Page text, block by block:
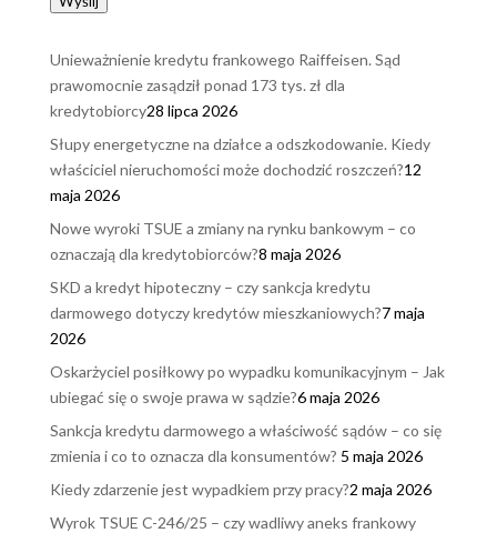
Unieważnienie kredytu frankowego Raiffeisen. Sąd
prawomocnie zasądził ponad 173 tys. zł dla
kredytobiorcy28 lipca 2026
Słupy energetyczne na działce a odszkodowanie. Kiedy
właściciel nieruchomości może dochodzić roszczeń?12
maja 2026
Nowe wyroki TSUE a zmiany na rynku bankowym – co
oznaczają dla kredytobiorców?8 maja 2026
SKD a kredyt hipoteczny – czy sankcja kredytu
darmowego dotyczy kredytów mieszkaniowych?7 maja
2026
Oskarżyciel posiłkowy po wypadku komunikacyjnym – Jak
ubiegać się o swoje prawa w sądzie?6 maja 2026
Sankcja kredytu darmowego a właściwość sądów – co się
zmienia i co to oznacza dla konsumentów? 5 maja 2026
Kiedy zdarzenie jest wypadkiem przy pracy?2 maja 2026
Wyrok TSUE C-246/25 – czy wadliwy aneks frankowy